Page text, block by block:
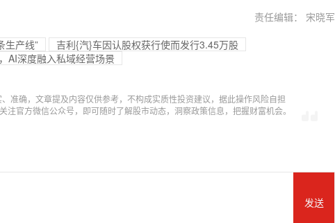
责任编辑： 宋晓军
生产线”
吉利{汽}车因认股权获行使而发行3.45万股
AI深度融入私域经营场景
准确，文章提及内容仅供参考，不构成实质性投资建议，据此操作风险自担
注官方微信公众号，即可随时了解股市动态，洞察政策信息，把握财富机会。
发送